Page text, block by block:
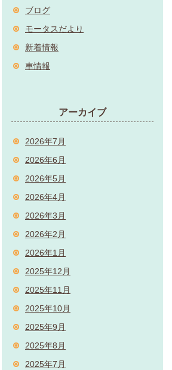
ブログ
モータスだより
新着情報
車情報
アーカイブ
2026年7月
2026年6月
2026年5月
2026年4月
2026年3月
2026年2月
2026年1月
2025年12月
2025年11月
2025年10月
2025年9月
2025年8月
2025年7月